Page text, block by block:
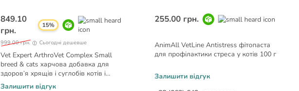
849.10
грн.
15%
999.00 грн. Сьогодні дешевше
Vet Expert ArthroVet Complex Small
breed & cats харчова добавка для
здоров’я хрящів і суглобів котів і
собак 60 капс.
Залишити відгук
255.00 грн.
AnimAll VetLine Antistress фітопаста
для профілактики стреса у котів 100 г
Залишити відгук